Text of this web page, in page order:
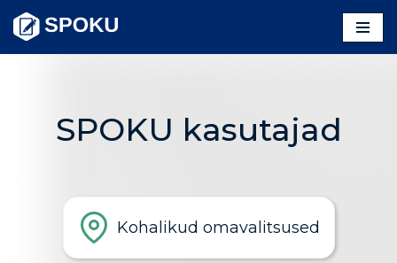
SPOKU kasutajad
Kohalikud omavalitsused